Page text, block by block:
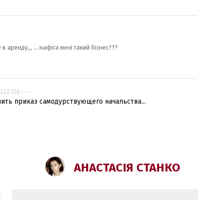
в аренду,,, ... нафіга мені такий бізнес???
приказ самодурствующего начальства...
АНАСТАСІЯ СТАНКО